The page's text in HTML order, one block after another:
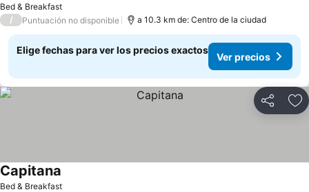
Bed & Breakfast
/ Puntuación no disponible a 10.3 km de: Centro de la ciudad
Elige fechas para ver los precios exactos
Ver precios
Compartir
Bed & Breakfast
Capitana